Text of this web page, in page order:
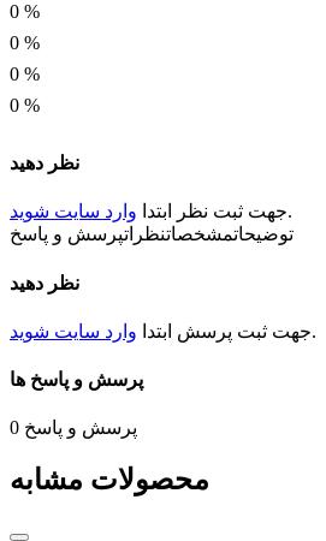
0 %
0 %
0 %
0 %
نظر دهید
جهت ثبت نظر ابتدا وارد سایت شوید
.
توضیحاتمشخصاتنظراتپرسش و پاسخ
نظر دهید
جهت ثبت پرسش ابتدا وارد سایت شوید .
پرسش و پاسخ ها
0 پرسش و پاسخ
محصولات مشابه